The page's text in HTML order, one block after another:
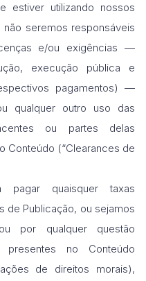
estiver utilizando nossos
não seremos responsáveis
e/ou exigências —
execução pública e
pagamentos) —
qualquer outro uso das
ou partes delas
Conteúdo (“Clearances de
pagar quaisquer taxas
de Publicação, ou sejamos
por qualquer questão
presentes no Conteúdo
de direitos morais),